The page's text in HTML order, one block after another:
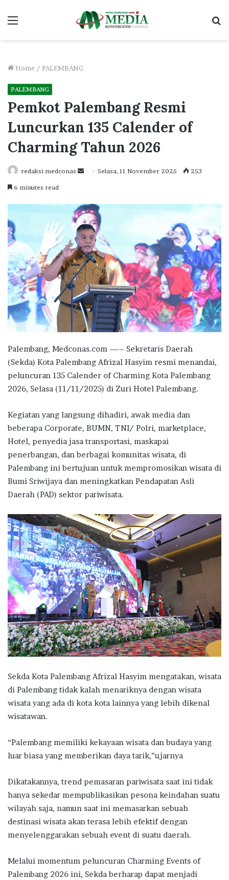
Menu
Home / PALEMBANG
PALEMBANG
Pemkot Palembang Resmi
Luncurkan 135 Calender of
Charming Tahun 2026
redaksi medconas
Send Selasa, 11 November 2025 253
6 minutes read
Palembang, Medconas.com —– Sekretaris Daerah
(Sekda) Kota Palembang Afrizal Hasyim resmi menandai,
peluncuran 135 Calender of Charming Kota Palembang
2026, Selasa (11/11/2025) di Zuri Hotel Palembang.
Kegiatan yang langsung dihadiri, awak media dan
beberapa Corporate, BUMN, TNI/ Polri, marketplace,
Hotel, penyedia jasa transportasi, maskapai
penerbangan, dan berbagai komunitas wisata, di
Palembang ini bertujuan untuk mempromosikan wisata di
Bumi Sriwijaya dan meningkatkan Pendapatan Asli
Daerah (PAD) sektor pariwisata.
Sekda Kota Palembang Afrizal Hasyim mengatakan, wisata
di Palembang tidak kalah menariknya dengan wisata
wisata yang ada di kota kota lainnya yang lebih dikenal
wisatawan.
“Palembang memiliki kekayaan wisata dan budaya yang
luar biasa yang memberikan daya tarik,”ujarnya
Dikatakannya, trend pemasaran pariwisata saat ini tidak
hanya sekedar mempublikasikan pesona keindahan suatu
wilayah saja, namun saat ini memasarkan sebuah
destinasi wisata akan terasa lebih efektif dengan
menyelenggarakan sebuah event di suatu daerah.
Melalui momentum peluncuran Charming Events of
Palembang 2026 ini, Sekda berharap dapat menjadi